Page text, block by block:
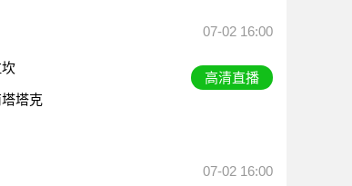
07-02 16:00
塔克
高清直播
07-02 16:00